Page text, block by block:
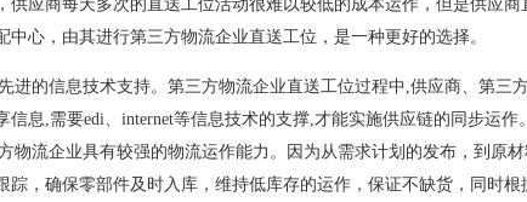
供应商每天多次的直送工位活动很难以较低的成本运作，但是供应
中心，由其进行第三方物流企业直送工位，是一种更好的选择。
的信息技术支持。第三方物流企业直送工位过程中,供应商、第三
信息,需要edi、internet等信息技术的支撑,才能实施供应链的同步运作。
流企业具有较强的物流运作能力。因为从需求计划的发布，到原材
踪，确保零部件及时入库，维持低库存的运作，保证不缺货，同时